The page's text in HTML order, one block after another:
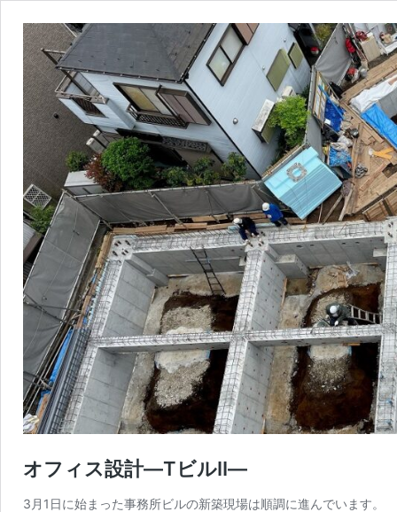
オフィス設計―TビルⅡ―
3月1日に始まった事務所ビルの新築現場は順調に進んでいます。